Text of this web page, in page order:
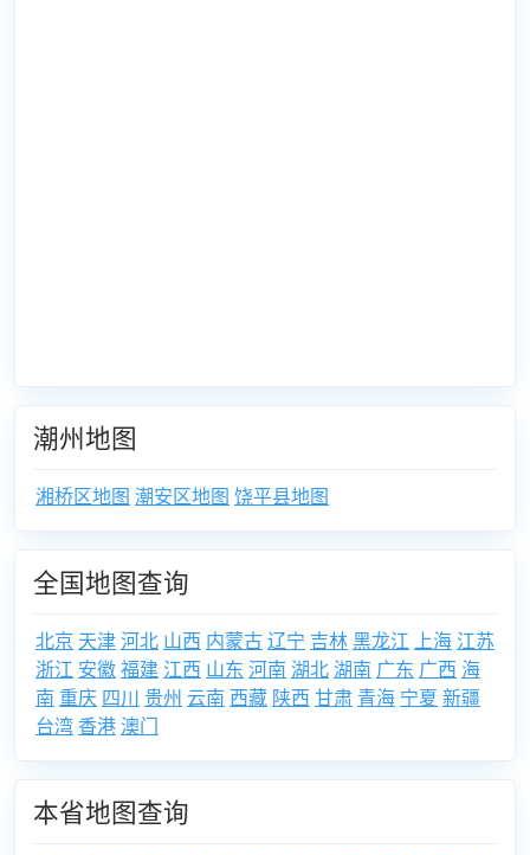
潮州地图
湘桥区地图 潮安区地图 饶平县地图
全国地图查询
北京 天津河北 山西 内蒙古辽宁 吉林黑龙江 上海 江苏
浙江 安徽福建 江西 山东 河南 湖北湖南 广东 广西 海
南 重庆 四川 贵州 云南 西藏 陕西 甘肃 青海 宁夏 新疆
台湾 香港 澳门
本省地图查询